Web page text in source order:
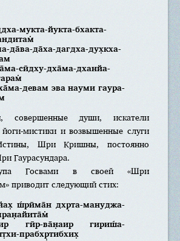
мукта-йукта-бхакта-
да̄ва-да̄ха-дагдха-дух̣кха-
сӣдху-дха̄ма-дханйа-
девам эва науми гаура-
совершенные души, искатели
мистики и возвышенные слуги
Шри Кришны, постоянно
Гаурасундара.
Госвами в своей «Шри
приводит следующий стих:
ш́рӣма̄н дхр̣та-мануджа-
гӣр-ва̄н̣аир гириш́а-
прабхр̣тибхих̣